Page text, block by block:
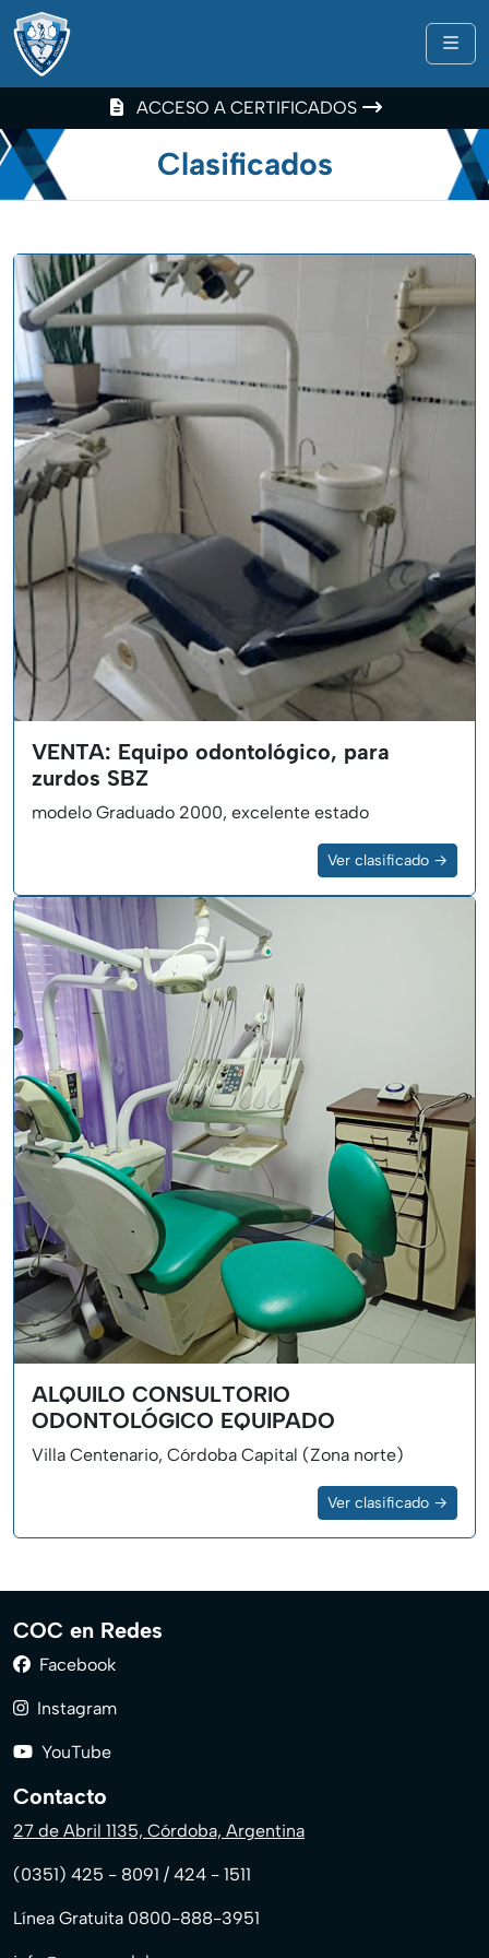
ACCESO A CERTIFICADOS
Clasificados
VENTA: Equipo odontológico, para
zurdos SBZ
modelo Graduado 2000, excelente estado
Ver clasificado →
ALQUILO CONSULTORIO
ODONTOLÓGICO EQUIPADO
Villa Centenario, Córdoba Capital (Zona norte)
Ver clasificado →
COC en Redes
Facebook
Instagram
YouTube
Contacto
27 de Abril 1135, Córdoba, Argentina
(0351) 425 - 8091 / 424 - 1511
Línea Gratuita 0800-888-3951